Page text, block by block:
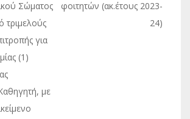
Σώματος
τριμελούς
για
(1)
με
φοιτητών (ακ.έτους 2023-
24)